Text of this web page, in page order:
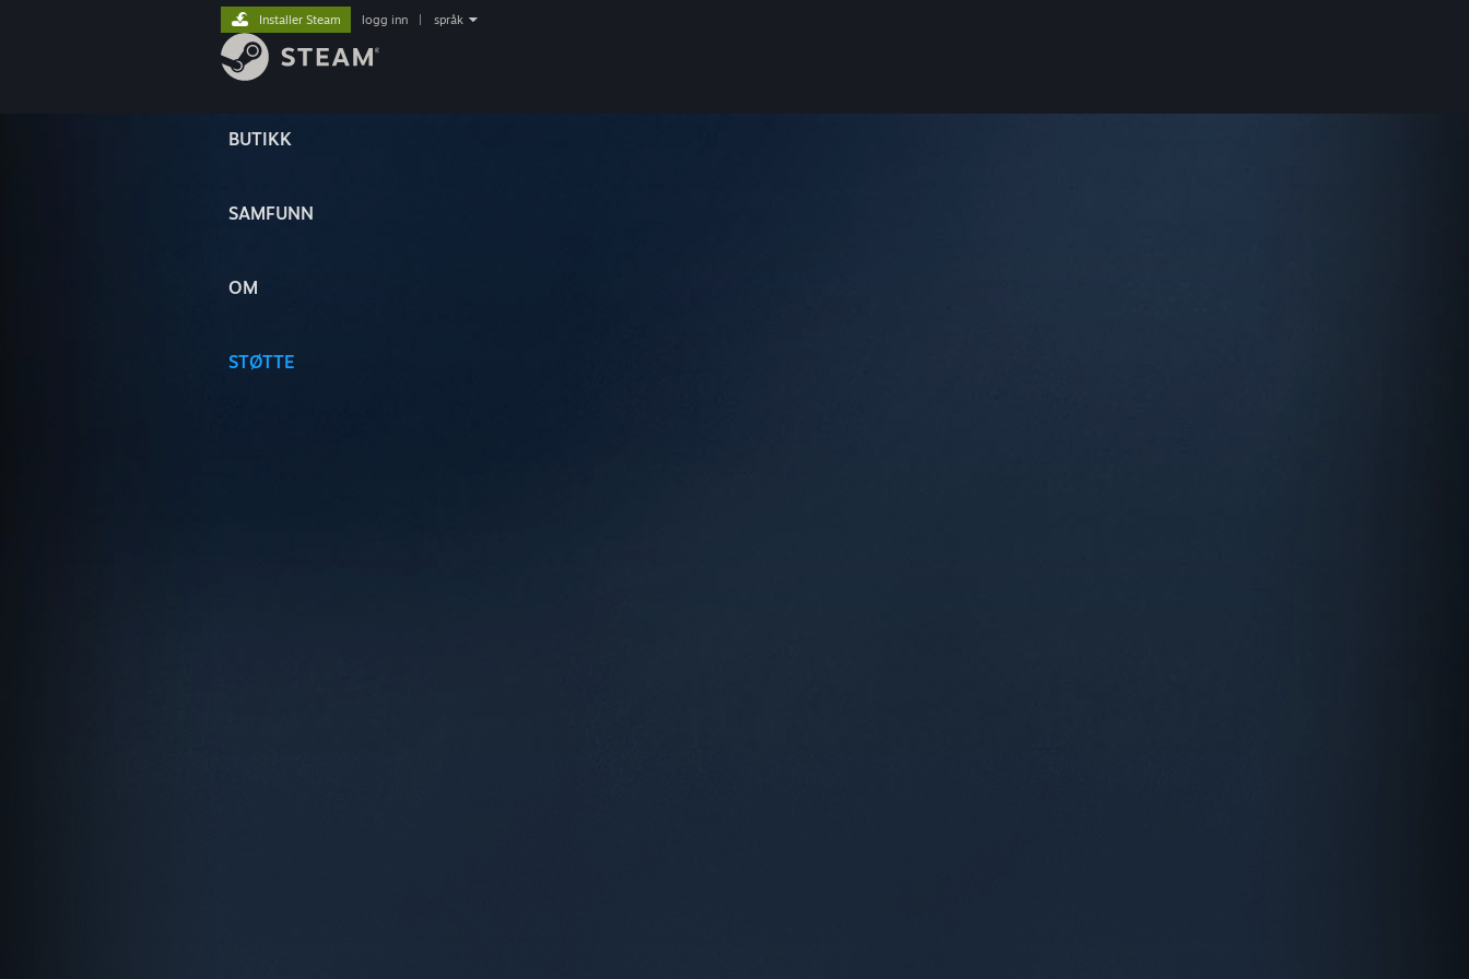
BUTIKK
SAMFUNN
OM
STØTTE
Installer Steam logg inn språk